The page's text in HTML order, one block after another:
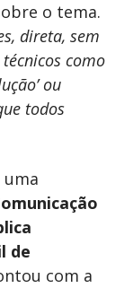
o tema.
direta, sem
como
ou
todos
uma
de
com a